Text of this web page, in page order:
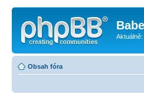
Obsah fóra